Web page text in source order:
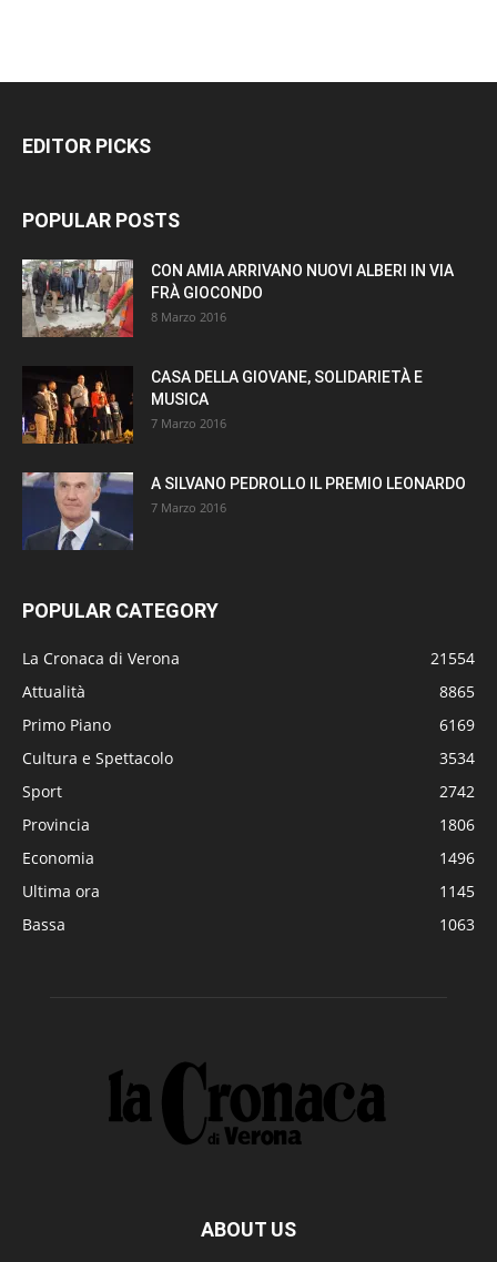
EDITOR PICKS
POPULAR POSTS
CON AMIA ARRIVANO NUOVI ALBERI IN VIA
FRÀ GIOCONDO
8 Marzo 2016
CASA DELLA GIOVANE, SOLIDARIETÀ E
MUSICA
7 Marzo 2016
A SILVANO PEDROLLO IL PREMIO LEONARDO
7 Marzo 2016
POPULAR CATEGORY
La Cronaca di Verona
21554
Attualità
8865
Primo Piano
6169
Cultura e Spettacolo
3534
Sport
2742
Provincia
1806
Economia
1496
Ultima ora
1145
Bassa
1063
ABOUT US